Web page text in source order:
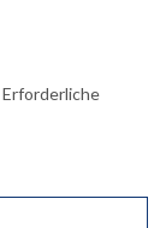
Erforderliche